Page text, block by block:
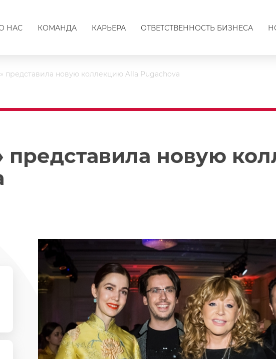
НАС КОМАНДА КАРЬЕРА ОТВЕТСТВЕННОСТЬ БИЗНЕСА
представила новую коллекцию Alla Pugachova
представила новую